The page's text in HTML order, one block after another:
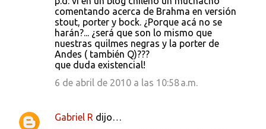
comentando acerca de Brahma en versión
stout, porter y bock. ¿Porque acá no se
harán?... ¿será que son lo mismo que
nuestras quilmes negras y la porter de
Andes ( también Q)???
que duda existencial!
6 de abril de 2010 a las 10:58 a.m.
Gabriel R dijo…